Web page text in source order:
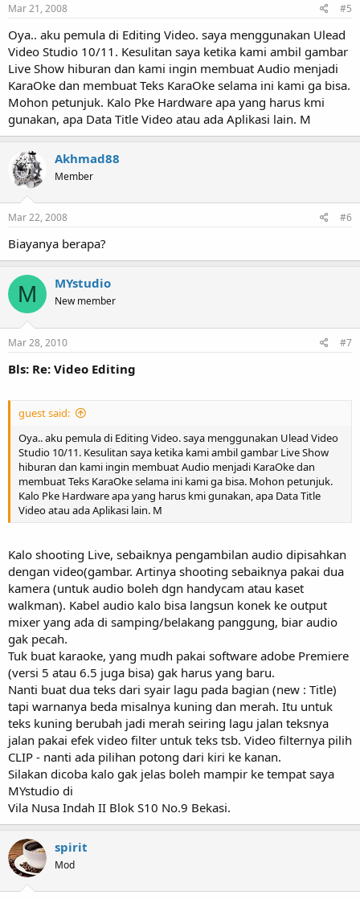
Mar 21, 2008 #5
Oya.. aku pemula di Editing Video. saya menggunakan Ulead
Video Studio 10/11. Kesulitan saya ketika kami ambil gambar
Live Show hiburan dan kami ingin membuat Audio menjadi
KaraOke dan membuat Teks KaraOke selama ini kami ga bisa.
Mohon petunjuk. Kalo Pke Hardware apa yang harus kmi
gunakan, apa Data Title Video atau ada Aplikasi lain. M
Akhmad88
Member
Mar 22, 2008 #6
Biayanya berapa?
M MYstudio
New member
Mar 28, 2010 #7
Bls: Re: Video Editing
guest said:
Oya.. aku pemula di Editing Video. saya menggunakan Ulead Video
Studio 10/11. Kesulitan saya ketika kami ambil gambar Live Show
hiburan dan kami ingin membuat Audio menjadi KaraOke dan
membuat Teks KaraOke selama ini kami ga bisa. Mohon petunjuk.
Kalo Pke Hardware apa yang harus kmi gunakan, apa Data Title
Video atau ada Aplikasi lain. M
Kalo shooting Live, sebaiknya pengambilan audio dipisahkan
dengan video(gambar. Artinya shooting sebaiknya pakai dua
kamera (untuk audio boleh dgn handycam atau kaset
walkman). Kabel audio kalo bisa langsun konek ke output
mixer yang ada di samping/belakang panggung, biar audio
gak pecah.
Tuk buat karaoke, yang mudh pakai software adobe Premiere
(versi 5 atau 6.5 juga bisa) gak harus yang baru.
Nanti buat dua teks dari syair lagu pada bagian (new : Title)
tapi warnanya beda misalnya kuning dan merah. Itu untuk
teks kuning berubah jadi merah seiring lagu jalan teksnya
jalan pakai efek video filter untuk teks tsb. Video filternya pilih
CLIP - nanti ada pilihan potong dari kiri ke kanan.
Silakan dicoba kalo gak jelas boleh mampir ke tempat saya
MYstudio di
Vila Nusa Indah II Blok S10 No.9 Bekasi.
spirit
Mod